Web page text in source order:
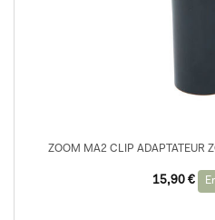
ZOOM MA2 CLIP ADAPTATEUR
15,90 €